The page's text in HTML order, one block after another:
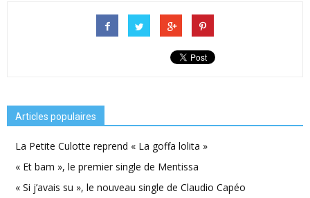
Articles populaires
La Petite Culotte reprend « La goffa lolita »
« Et bam », le premier single de Mentissa
« Si j’avais su », le nouveau single de Claudio Capéo